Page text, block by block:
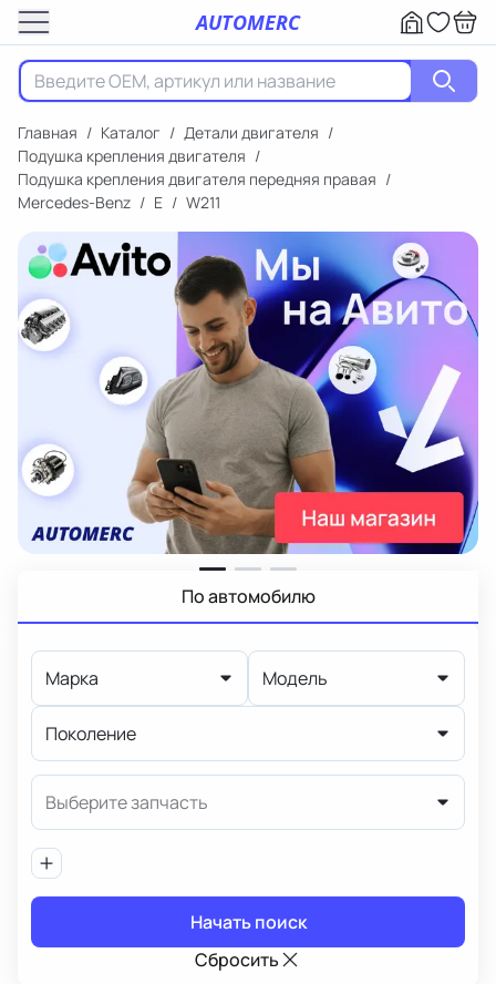
AUTOMERC
Главная / Каталог / Детали двигателя /
Подушка крепления двигателя /
Подушка крепления двигателя передняя правая /
Mercedes-Benz / E / W211
По автомобилю
Марка Модель
Поколение
Выберите запчасть
Начать поиск
Сбросить